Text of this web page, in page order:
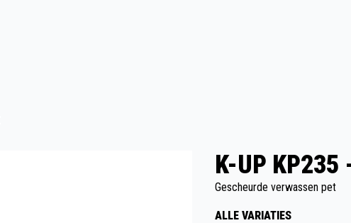
K-UP KP235
Gescheurde verwassen pet
ALLE VARIATIES